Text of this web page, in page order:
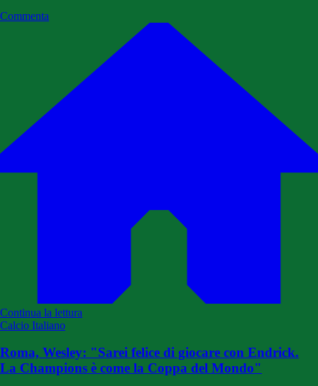
Commenta
Continua la lettura
Calcio Italiano
Roma, Wesley: "Sarei felice di giocare con Endrick.
La Champions è come la Coppa del Mondo"